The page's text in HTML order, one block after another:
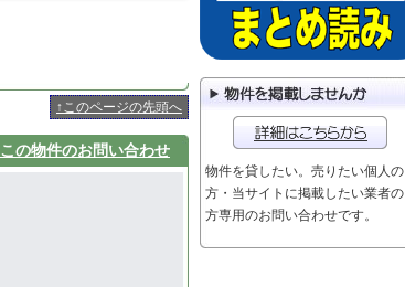
↑このページの先頭へ
この物件のお問い合わせ
物件を貸したい。売りたい個人の
方・当サイトに掲載したい業者の
方専用のお問い合わせです。